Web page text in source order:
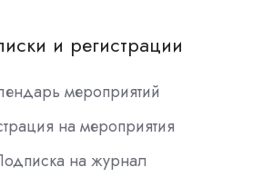
и регистрации
мероприятий
на мероприятия
на журнал